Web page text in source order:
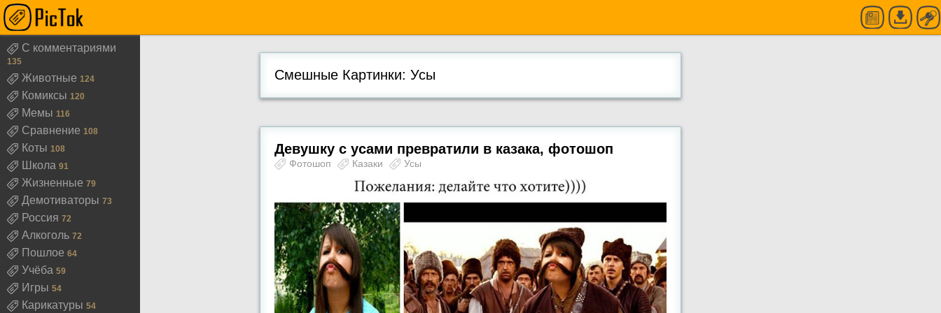
С комментариями
135
Животные 124
Комиксы 120
Мемы 116
Сравнение 108
Коты 108
Школа 91
Жизненные 79
Демотиваторы 73
Россия 72
Алкоголь 72
Пошлое 64
Учёба 59
Игры 54
Карикатуры 54
Смешные Картинки: Усы
Девушку с усами превратили в казака, фотошоп
Фотошоп Казаки Усы